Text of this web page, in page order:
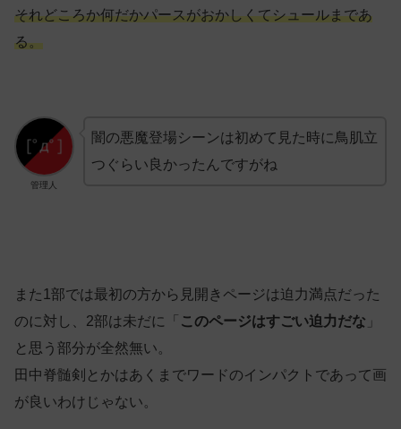
それどころか何だかパースがおかしくてシュールまであ
る。
管理人
闇の悪魔登場シーンは初めて見た時に鳥肌立
つぐらい良かったんですがね
また1部では最初の方から見開きページは迫力満点だった
のに対し、2部は未だに「 このページはすごい迫力だな 」
と思う部分が全然無い。
田中脊髄剣とかはあくまでワードのインパクトであって画
が良いわけじゃない。